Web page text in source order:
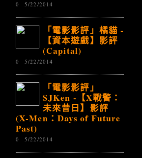
0 5/22/2014
「電影影評」橘貓 -
【資本遊戲】影評
(Capital)
0 5/22/2014
「電影影評」
SJKen -【X戰警：
未來昔日】影評
(X-Men：Days of Future
Past)
0 5/22/2014